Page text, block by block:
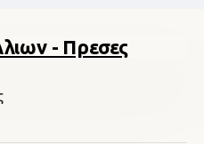
- Πρεσες